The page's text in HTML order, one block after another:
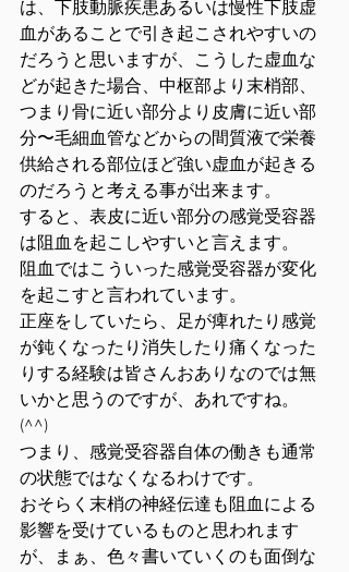
は、下肢動脈疾患あるいは慢性下肢虚
血があることで引き起こされやすいの
だろうと思いますが、こうした虚血な
どが起きた場合、中枢部より末梢部、
つまり骨に近い部分より皮膚に近い部
分〜毛細血管などからの間質液で栄養
供給される部位ほど強い虚血が起きる
のだろうと考える事が出来ます。
すると、表皮に近い部分の感覚受容器
は阻血を起こしやすいと言えます。
阻血ではこういった感覚受容器が変化
を起こすと言われています。
正座をしていたら、足が痺れたり感覚
が鈍くなったり消失したり痛くなった
りする経験は皆さんおありなのでは無
いかと思うのですが、あれですね。
(^^)
つまり、感覚受容器自体の働きも通常
の状態ではなくなるわけです。
おそらく末梢の神経伝達も阻血による
影響を受けているものと思われます
が、まぁ、色々書いていくのも面倒な